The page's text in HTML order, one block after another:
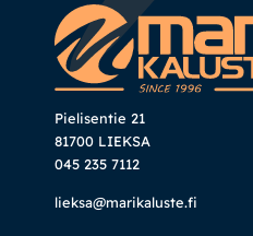
Pielisentie 21
81700 LIEKSA
045 235 7112
lieksa@marikaluste.fi